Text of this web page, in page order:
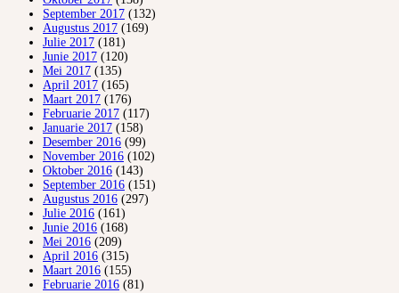
September 2017 (132)
Augustus 2017 (169)
Julie 2017 (181)
Junie 2017 (120)
Mei 2017 (135)
April 2017 (165)
Maart 2017 (176)
Februarie 2017 (117)
Januarie 2017 (158)
Desember 2016 (99)
November 2016 (102)
Oktober 2016 (143)
September 2016 (151)
Augustus 2016 (297)
Julie 2016 (161)
Junie 2016 (168)
Mei 2016 (209)
April 2016 (315)
Maart 2016 (155)
Februarie 2016 (81)